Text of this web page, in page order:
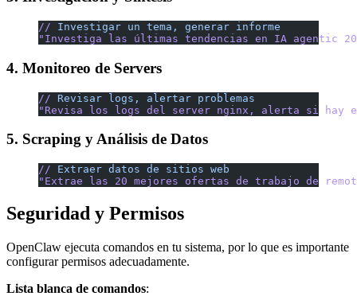
// Investigar un tema, generar informe
"Investiga las últimas tendencias en IA agentic
4. Monitoreo de Servers
// Revisar logs, alertar problemas
"Revisa los logs del server nginx, alerta si hay
5. Scraping y Análisis de Datos
// Extraer datos de sitios web
"Extrae las 20 mejores ofertas de trabajo de
Seguridad y Permisos
OpenClaw ejecuta comandos en tu sistema, por lo que es importante
configurar permisos adecuadamente.
Lista blanca de comandos: